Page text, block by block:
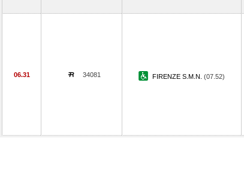
06.31 34081 FIRENZE S.M.N. (07.52)